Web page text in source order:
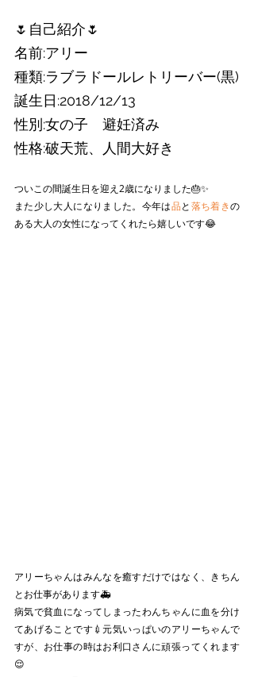
🌷自己紹介🌷
名前:アリー
種類:ラブラドールレトリーバー(黒)
誕生日:2018/12/13
性別:女の子　避妊済み
性格:破天荒、人間大好き
ついこの間誕生日を迎え2歳になりました🎂✨
また少し大人になりました。今年は品と落ち着きの
ある大人の女性になってくれたら嬉しいです😂
アリーちゃんはみんなを癒すだけではなく、きちん
とお仕事があります🚑
病気で貧血になってしまったわんちゃんに血を分け
てあげることです💉元気いっぱいのアリーちゃんで
すが、お仕事の時はお利口さんに頑張ってくれます
😌